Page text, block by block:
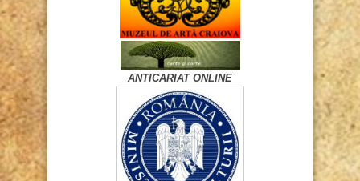
ANTICARIAT ONLINE